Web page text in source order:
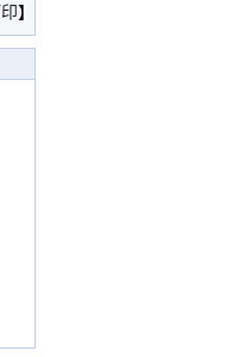
】